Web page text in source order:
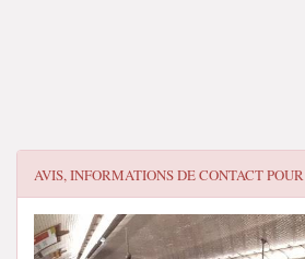
AVIS, INFORMATIONS DE CONTACT POUR